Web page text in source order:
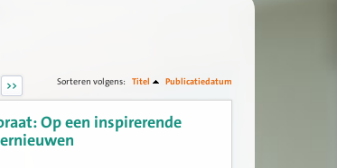
>> Sorteren volgens: Titel Publicatiedatum
Op een inspirerende